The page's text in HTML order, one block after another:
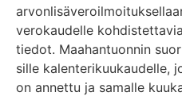
verokaudelle
tiedot. Maahantuonnin
sille kalenterikuukaudelle,
on annettu ja samalle